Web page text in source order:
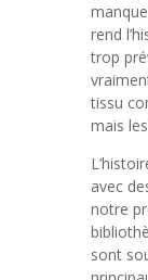
rend
trop
tissu
mais
avec
notre
sont